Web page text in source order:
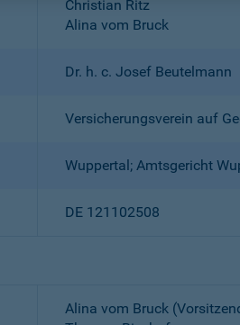
Christian Ritz
Alina vom Bruck
Dr. h. c. Josef Beutelmann
Versicherungsverein auf
Wuppertal; Amtsgericht
DE 121102508
Alina vom Bruck